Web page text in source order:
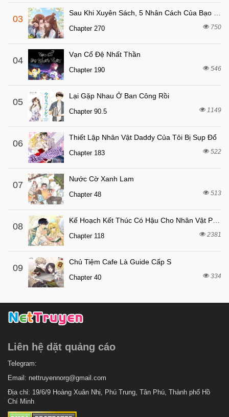
03
Chapter 270 750
04
Vạn Cổ Đệ Nhất Thần
Chapter 190 546
05
Lại Gặp Nhau Ở Ban Công Rồi
Chapter 90.5 1149
06
Thiết Lập Nhân Vật Daddy Của Tôi Bị Sụp Đổ
Chapter 183 522
07
Nước Cờ Xanh Lam
Chapter 48 513
08
Chapter 118 2381
09
Chủ Tiệm Cafe Là Guide Cấp S
Chapter 40 334
Liên hệ dặt quảng cáo
Telegram:
Email: nettruyennorg@gmail.com
Địa chỉ: 19/6/9 Hoàng Xuân Nhị, Phú Trung, Tân Phú, Thành phố Hồ
Chí Minh